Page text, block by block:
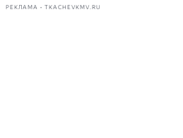
РЕКЛАМА • TKACHEVKMV.RU